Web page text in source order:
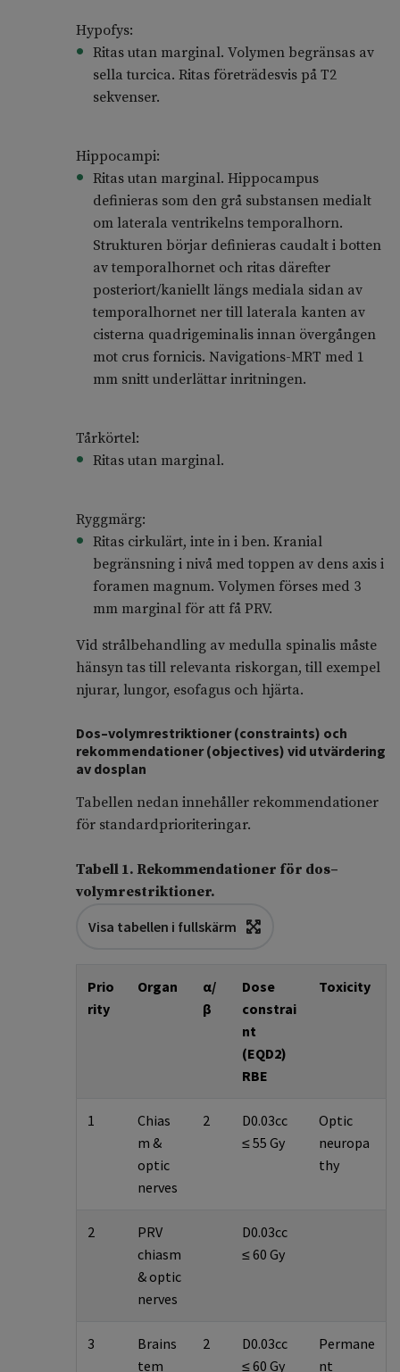
Hypofys:
Ritas utan marginal. Volymen begränsas av
sella turcica. Ritas företrädesvis på T2
sekvenser.
Hippocampi:
Ritas utan marginal. Hippocampus
definieras som den grå substansen medialt
om laterala ventrikelns temporalhorn.
Strukturen börjar definieras caudalt i botten
av temporalhornet och ritas därefter
posteriort/kaniellt längs mediala sidan av
temporalhornet ner till laterala kanten av
cisterna quadrigeminalis innan övergången
mot crus fornicis. Navigations-MRT med 1
mm snitt underlättar inritningen.
Tårkörtel:
Ritas utan marginal.
Ryggmärg:
Ritas cirkulärt, inte in i ben. Kranial
begränsning i nivå med toppen av dens axis i
foramen magnum. Volymen förses med 3
mm marginal för att få PRV.
Vid strålbehandling av medulla spinalis måste
hänsyn tas till relevanta riskorgan, till exempel
njurar, lungor, esofagus och hjärta.
Dos–volymrestriktioner (constraints) och
rekommendationer (objectives) vid utvärdering
av dosplan
Tabellen nedan innehåller rekommendationer
för standardprioriteringar.
Tabell 1. Rekommendationer för dos–
volymrestriktioner.
Visa tabellen i fullskärm
Prio
rity
Organ
α/
β
Dose
constrai
nt
(EQD2)
RBE
Toxicity
1
Chias
m &
optic
nerves
2
D0.03cc
≤ 55 Gy
Optic
neuropa
thy
2
PRV
chiasm
& optic
nerves
D0.03cc
≤ 60 Gy
3
Brains
tem
2
D0.03cc
≤ 60 Gy
Permane
nt